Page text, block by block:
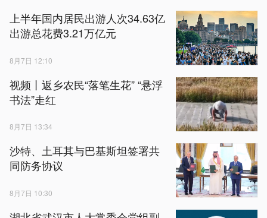
上半年国内居民出游人次34.63亿
出游总花费3.21万亿元
8月7日 12:10
视频丨返乡农民“落笔生花” “悬浮
书法”走红
8月7日 13:34
沙特、土耳其与巴基斯坦签署共
同防务协议
8月7日 10:30